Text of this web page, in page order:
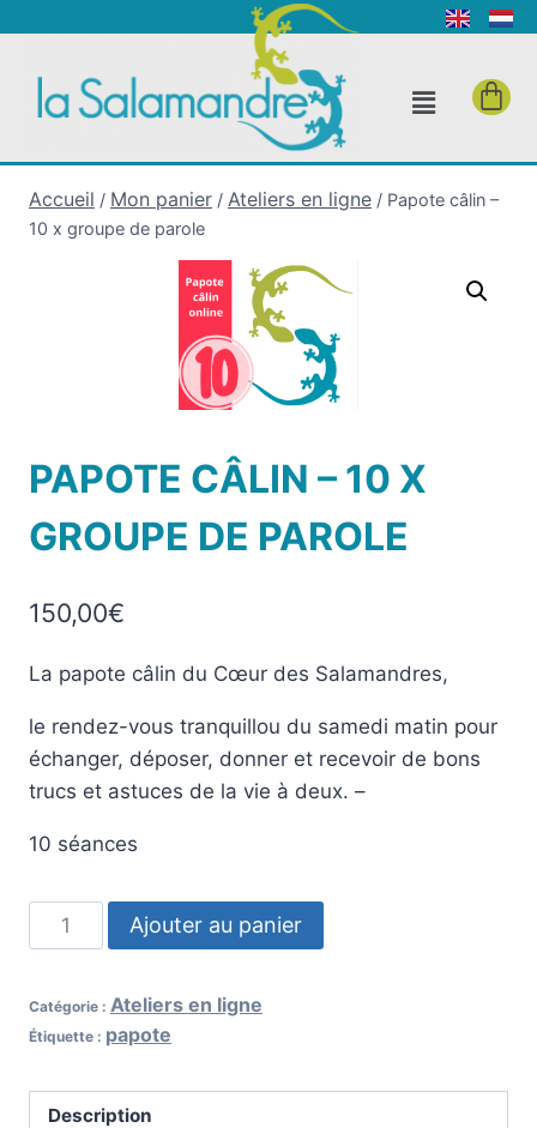
Accueil / Mon panier / Ateliers en ligne / Papote câlin –
10 x groupe de parole
PAPOTE CÂLIN – 10 X
GROUPE DE PAROLE
150,00€
La papote câlin du Cœur des Salamandres,
le rendez-vous tranquillou du samedi matin pour
échanger, déposer, donner et recevoir de bons
trucs et astuces de la vie à deux. –
10 séances
Ajouter au panier
Catégorie : Ateliers en ligne
Étiquette : papote
Description